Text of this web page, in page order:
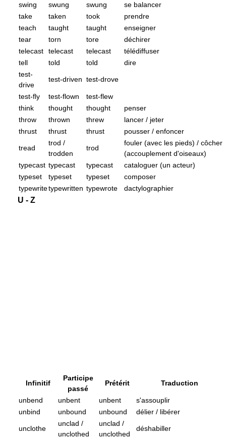
swing
swung swung
se balancer
take
taken took
prendre
teach
taught taught
enseigner
tear
torn tore
déchirer
telecast
telecast telecast
télédiffuser
tell
told told
dire
test-
drive
test-driven test-drove
test-fly test-flown
test-flew
think
thought thought
penser
throw
thrown threw
lancer / jeter
thrust
thrust thrust pousser / enfoncer
tread
trod /
trodden
trod
fouler (avec les pieds) / côcher
(accouplement d'oiseaux)
typecast typecast typecast
cataloguer (un acteur)
typeset
typeset typeset
composer
typewritetypewritten typewrote dactylographier
U - Z
Infinitif
Participe
passé
Prétérit Traduction
unbend unbent unbent
s'assouplir
unbind
unbound unbound délier / libérer
unclothe
unclad /
unclothed
unclad /
unclothed
déshabiller